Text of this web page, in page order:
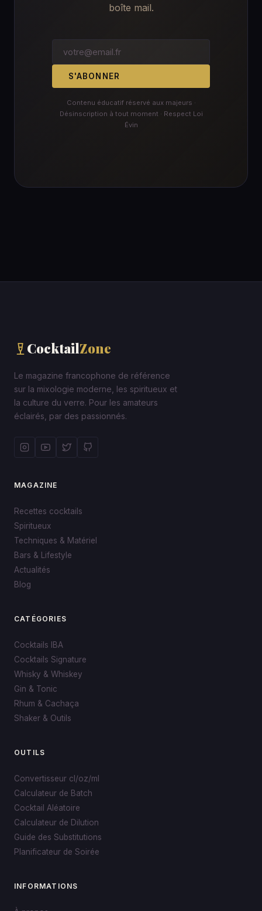
boîte mail.
S'ABONNER
Contenu éducatif réservé aux majeurs ·
Désinscription à tout moment · Respect Loi
Évin
CocktailZone
Le magazine francophone de référence
sur la mixologie moderne, les spiritueux et
la culture du verre. Pour les amateurs
éclairés, par des passionnés.
MAGAZINE
Recettes cocktails
Spiritueux
Techniques & Matériel
Bars & Lifestyle
Actualités
Blog
CATÉGORIES
Cocktails IBA
Cocktails Signature
Whisky & Whiskey
Gin & Tonic
Rhum & Cachaça
Shaker & Outils
OUTILS
Convertisseur cl/oz/ml
Calculateur de Batch
Cocktail Aléatoire
Calculateur de Dilution
Guide des Substitutions
Planificateur de Soirée
INFORMATIONS